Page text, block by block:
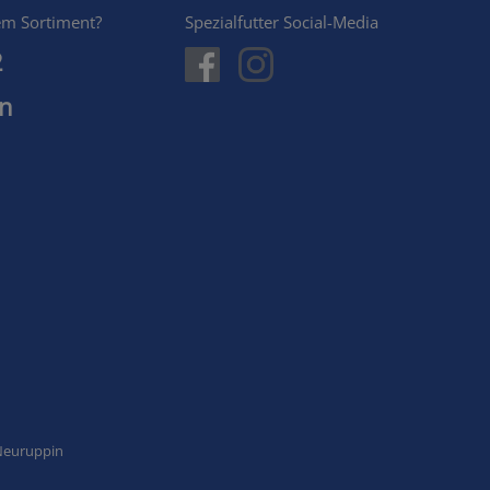
Sortiment? Spezialfutter Social-Media